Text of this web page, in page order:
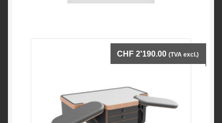
CHF 2'190.00 (TVA excl.)